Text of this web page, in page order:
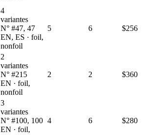
4
variantes
N° #47, 47
EN, ES · foil,
nonfoil
5 6 $256
2
variantes
N° #215
EN · foil,
nonfoil
2 2 $360
3
variantes
N° #100, 100
EN · foil,
4 6 $280